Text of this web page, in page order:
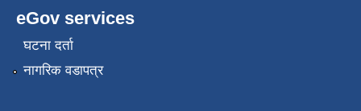
eGov services
घटना दर्ता
नागरिक वडापत्र